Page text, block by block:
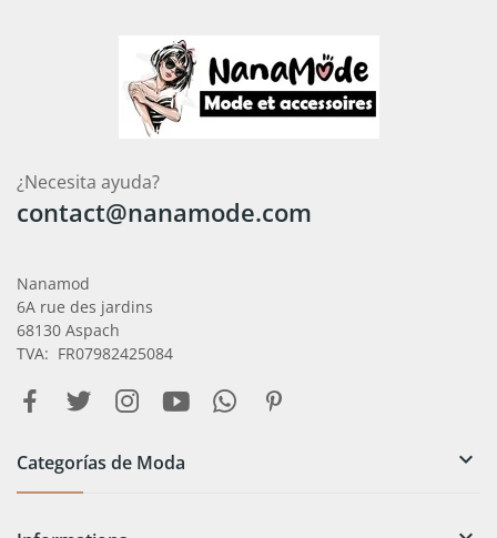
¿Necesita ayuda?
contact@nanamode.com
Nanamod
6A rue des jardins
68130 Aspach
TVA: FR07982425084
Categorías de Moda 